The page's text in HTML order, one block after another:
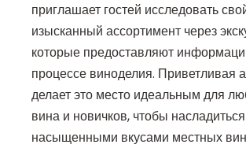
приглашает гостей исследовать
изысканный ассортимент через
которые предоставляют
процессе виноделия. Приветливая
делает это место идеальным для
вина и новичков, чтобы насладиться
насыщенными вкусами местных